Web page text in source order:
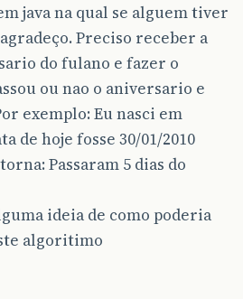
java na qual se alguem tiver
Preciso receber a
do fulano e fazer o
ou nao o aniversario e
exemplo: Eu nasci em
de hoje fosse 30/01/2010
Passaram 5 dias do
ideia de como poderia
algoritimo